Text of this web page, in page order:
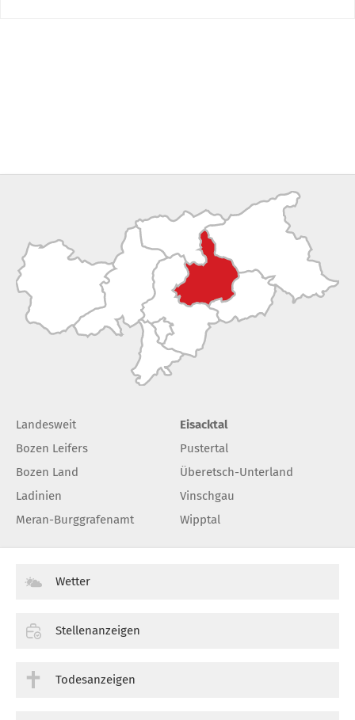
Landesweit
Bozen Leifers
Bozen Land
Ladinien
Meran-Burggrafenamt
Eisacktal
Pustertal
Überetsch-Unterland
Vinschgau
Wipptal
Wetter
Stellenanzeigen
Todesanzeigen